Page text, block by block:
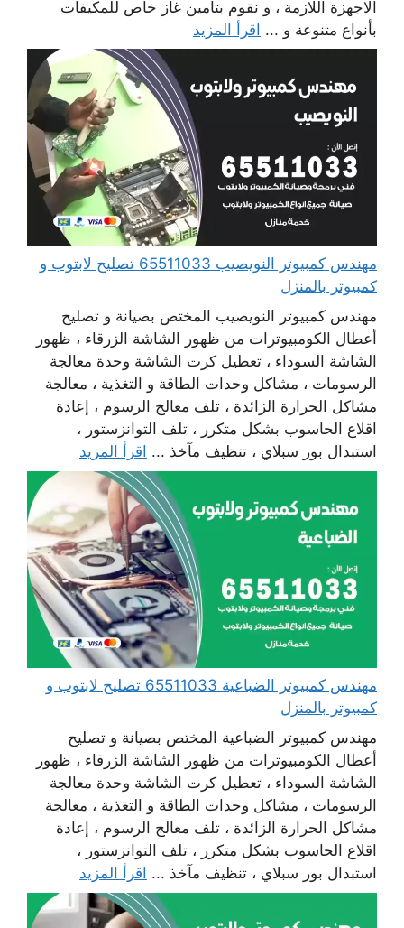
الاجهزة اللازمة ، و نقوم بتأمين غاز خاص للمكيفات
بأنواع متنوعة و ... اقرأ المزيد
مهندس كمبيوتر النويصيب 65511033 تصليح لابتوب و
كمبيوتر بالمنزل
مهندس كمبيوتر النويصيب المختص بصيانة و تصليح
أعطال الكومبيوترات من ظهور الشاشة الزرقاء ، ظهور
الشاشة السوداء ، تعطيل كرت الشاشة وحدة معالجة
الرسومات ، مشاكل وحدات الطاقة و التغذية ، معالجة
مشاكل الحرارة الزائدة ، تلف معالج الرسوم ، إعادة
اقلاع الحاسوب بشكل متكرر ، تلف التوانزستور ،
استبدال بور سبلاي ، تنظيف مآخذ ... اقرأ المزيد
مهندس كمبيوتر الضباعية 65511033 تصليح لابتوب و
كمبيوتر بالمنزل
مهندس كمبيوتر الضباعية المختص بصيانة و تصليح
أعطال الكومبيوترات من ظهور الشاشة الزرقاء ، ظهور
الشاشة السوداء ، تعطيل كرت الشاشة وحدة معالجة
الرسومات ، مشاكل وحدات الطاقة و التغذية ، معالجة
مشاكل الحرارة الزائدة ، تلف معالج الرسوم ، إعادة
اقلاع الحاسوب بشكل متكرر ، تلف التوانزستور ،
استبدال بور سبلاي ، تنظيف مآخذ ... اقرأ المزيد